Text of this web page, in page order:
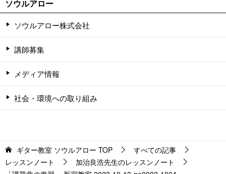
ソウルアロー
ソウルアロー株式会社
講師募集
メディア情報
社会・環境への取り組み
ギター教室 ソウルアロー TOP
すべての記事
レッスンノート
加治良浩先生のレッスンノート